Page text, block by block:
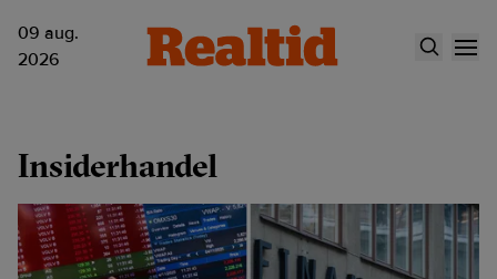
09 aug.
2026
Insiderhandel